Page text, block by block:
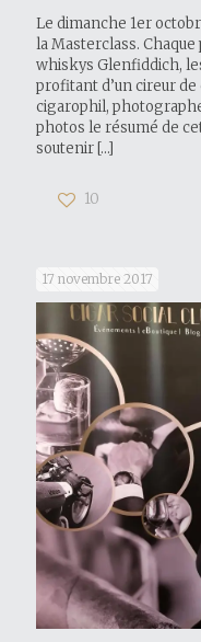
Le dimanche 1er
la Masterclass.
whiskys Glenfiddich,
profitant d’un cireur de
cigarophil,
photos le résumé de
soutenir […]
10
17 novembre 2017